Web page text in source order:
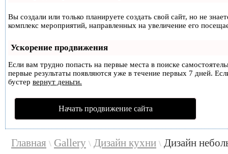
Вы создали или только планируете создать свой сайт, но не
комплекс мероприятий, направленных на увеличение его
Ускорение продвижения
Если вам трудно попасть на первые места в поиске
первые результаты появляются уже в течение первых 7 дней.
бустер вернут деньги.
Начать продвижение сайта
Главная \ Gallery \ Дизайн кухни \ Дизайн